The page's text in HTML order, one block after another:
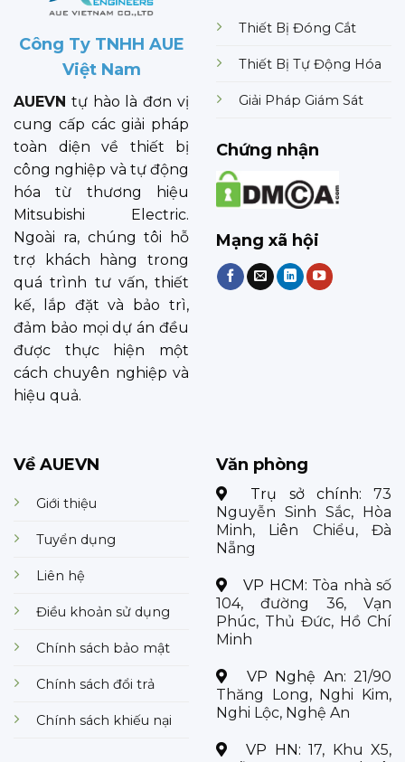
Công Ty TNHH AUE
Việt Nam
AUEVN tự hào là đơn vị
cung cấp các giải pháp
toàn diện về thiết bị
công nghiệp và tự động
hóa từ thương hiệu
Mitsubishi Electric.
Ngoài ra, chúng tôi hỗ
trợ khách hàng trong
quá trình tư vấn, thiết
kế, lắp đặt và bảo trì,
đảm bảo mọi dự án đều
được thực hiện một
cách chuyên nghiệp và
hiệu quả.
Thiết Bị Đóng Cắt
Thiết Bị Tự Động Hóa
Giải Pháp Giám Sát
Chứng nhận
Mạng xã hội
Về AUEVN
Giới thiệu
Tuyển dụng
Liên hệ
Điều khoản sử dụng
Chính sách bảo mật
Chính sách đổi trả
Chính sách khiếu nại
Văn phòng
Trụ sở chính: 73
Nguyễn Sinh Sắc, Hòa
Minh, Liên Chiểu, Đà
Nẵng
VP HCM: Tòa nhà số
104, đường 36, Vạn
Phúc, Thủ Đức, Hồ Chí
Minh
VP Nghệ An: 21/90
Thăng Long, Nghi Kim,
Nghi Lộc, Nghệ An
VP HN:17, Khu X5,